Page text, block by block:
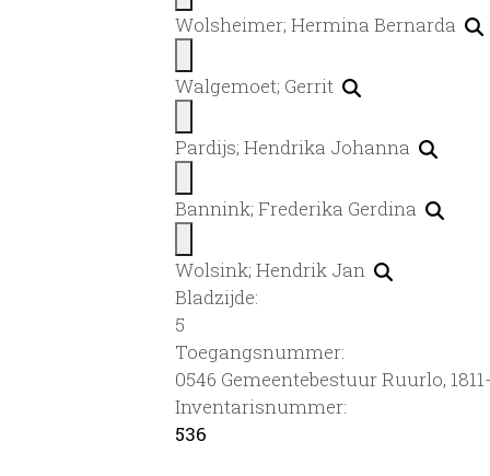
Wolsheimer; Hermina Bernarda
Walgemoet; Gerrit
Pardijs; Hendrika Johanna
Bannink; Frederika Gerdina
Wolsink; Hendrik Jan
Bladzijde:
5
Toegangsnummer:
0546 Gemeentebestuur Ruurlo,
Inventarisnummer:
536